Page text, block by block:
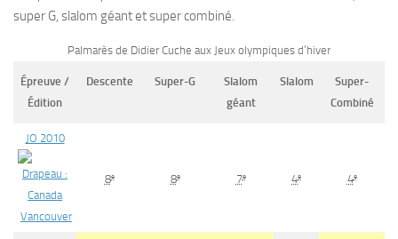
super G, slalom géant et super combiné.
Palmarès de Didier Cuche aux Jeux olympiques d’hiver
Épreuve /
Édition
Descente Super-G
Slalom
géant
Slalom
Super-
Combiné
JO 2010
Vancouver
8e 8e 7e 4e 4e